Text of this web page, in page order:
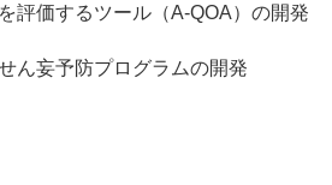
評価するツール（A-QOA）の開発
ん妄予防プログラムの開発